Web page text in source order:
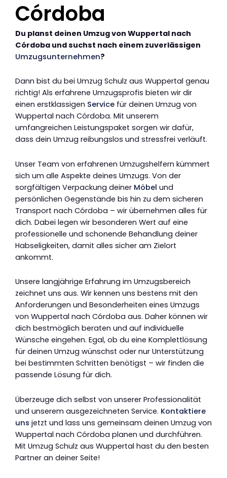
Córdoba
Du planst deinen Umzug von Wuppertal nach
Córdoba und suchst nach einem zuverlässigen
Umzugsunternehmen?
Dann bist du bei Umzug Schulz aus Wuppertal genau
richtig! Als erfahrene Umzugsprofis bieten wir dir
einen erstklassigen Service für deinen Umzug von
Wuppertal nach Córdoba. Mit unserem
umfangreichen Leistungspaket sorgen wir dafür,
dass dein Umzug reibungslos und stressfrei verläuft.
Unser Team von erfahrenen Umzugshelfern kümmert
sich um alle Aspekte deines Umzugs. Von der
sorgfältigen Verpackung deiner Möbel und
persönlichen Gegenstände bis hin zu dem sicheren
Transport nach Córdoba – wir übernehmen alles für
dich. Dabei legen wir besonderen Wert auf eine
professionelle und schonende Behandlung deiner
Habseligkeiten, damit alles sicher am Zielort
ankommt.
Unsere langjährige Erfahrung im Umzugsbereich
zeichnet uns aus. Wir kennen uns bestens mit den
Anforderungen und Besonderheiten eines Umzugs
von Wuppertal nach Córdoba aus. Daher können wir
dich bestmöglich beraten und auf individuelle
Wünsche eingehen. Egal, ob du eine Komplettlösung
für deinen Umzug wünschst oder nur Unterstützung
bei bestimmten Schritten benötigst – wir finden die
passende Lösung für dich.
Überzeuge dich selbst von unserer Professionalität
und unserem ausgezeichneten Service. Kontaktiere
uns jetzt und lass uns gemeinsam deinen Umzug von
Wuppertal nach Córdoba planen und durchführen.
Mit Umzug Schulz aus Wuppertal hast du den besten
Partner an deiner Seite!